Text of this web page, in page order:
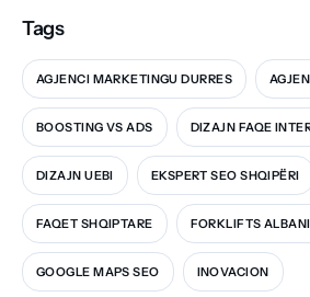
Tags
AGJENCI MARKETINGU DURRES
BOOSTING VS ADS DIZAJN FAQE
DIZAJN UEBI EKSPERT SEO SHQIPËRI
FAQET SHQIPTARE FORKLIFTS
GOOGLE MAPS SEO INOVACION